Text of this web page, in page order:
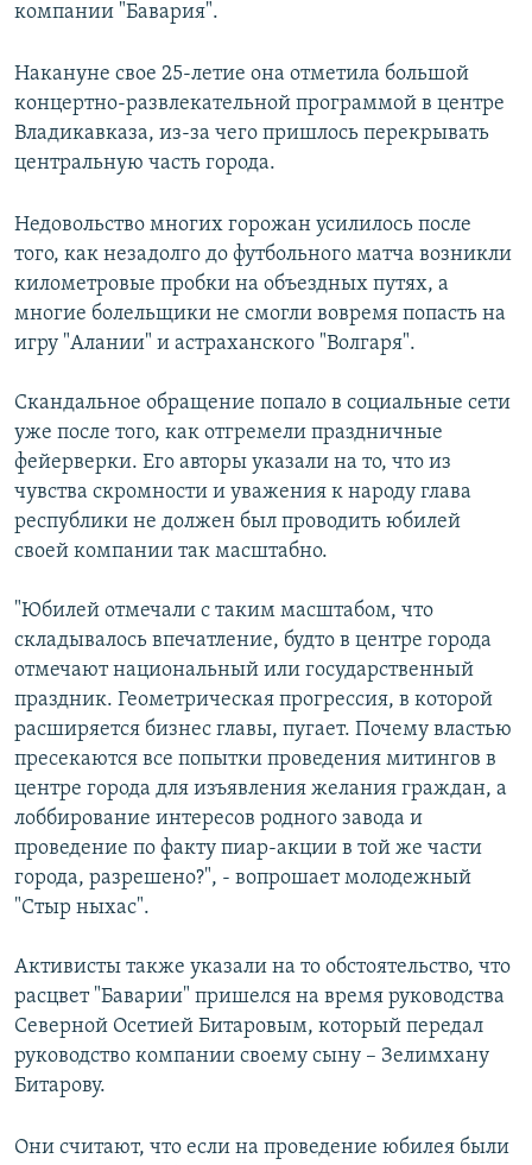
компании "Бавария".
Накануне свое 25-летие она отметила большой
концертно-развлекательной программой в центре
Владикавказа, из-за чего пришлось перекрывать
центральную часть города.
Недовольство многих горожан усилилось после
того, как незадолго до футбольного матча возникли
километровые пробки на объездных путях, а
многие болельщики не смогли вовремя попасть на
игру "Алании" и астраханского "Волгаря".
Скандальное обращение попало в социальные сети
уже после того, как отгремели праздничные
фейерверки. Его авторы указали на то, что из
чувства скромности и уважения к народу глава
республики не должен был проводить юбилей
своей компании так масштабно.
"Юбилей отмечали с таким масштабом, что
складывалось впечатление, будто в центре города
отмечают национальный или государственный
праздник. Геометрическая прогрессия, в которой
расширяется бизнес главы, пугает. Почему властью
пресекаются все попытки проведения митингов в
центре города для изъявления желания граждан, а
лоббирование интересов родного завода и
проведение по факту пиар-акции в той же части
города, разрешено?", - вопрошает молодежный
"Стыр ныхас".
Активисты также указали на то обстоятельство, что
расцвет "Баварии" пришелся на время руководства
Северной Осетией Битаровым, который передал
руководство компании своему сыну – Зелимхану
Битарову.
Они считают, что если на проведение юбилея были